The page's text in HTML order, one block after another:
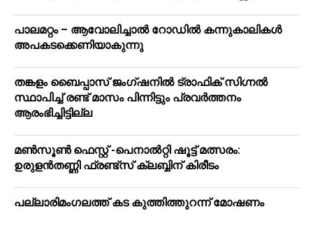
പാലമറ്റം – ആവോലിച്ചാൽ റോഡിൽ കന്നുകാലികൾ
അപകടക്കെണിയാകുന്നു
തങ്കളം ബൈപ്പാസ് ജംഗ്ഷനിൽ ട്രാഫിക് സിഗ്നല്‍
സ്ഥാപിച്ച് രണ്ട് മാസം പിന്നിട്ടും പ്രവർത്തനം
ആരംഭിച്ചിട്ടില്ല
മൺസൂൺ ഫെസ്റ്റ് -പെനാൽറ്റി ഷൂട്ട് മത്സരം:
ഉരുളൻതണ്ണി ഫ്രണ്ട്സ് ക്ലബ്ബിന് കിരീടം
പ​ല്ലാ​രി​മം​ഗ​ല​ത്ത് ക​ട കു​ത്തി​ത്തുറ​ന്ന് മോ​ഷ​ണം